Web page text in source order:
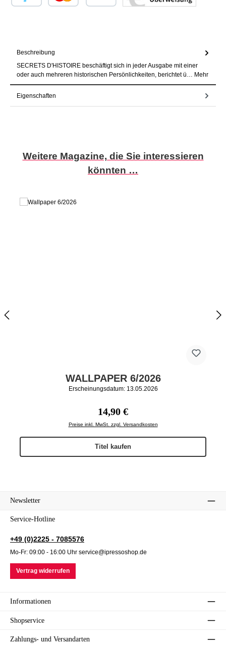
Beschreibung
SECRETS D'HISTOIRE beschäftigt sich in jeder Ausgabe mit einer
oder auch mehreren historischen Persönlichkeiten, berichtet ü… Mehr
Eigenschaften
Produktgalerie überspringen
Weitere Magazine, die Sie interessieren
könnten …
WALLPAPER 6/2026
Erscheinungsdatum: 13.05.2026
Regulärer Preis:
14,90 €
Preise inkl. MwSt. zzgl. Versandkosten
Titel kaufen
Newsletter
Service-Hotline
+49 (0)2225 - 7085576
Mo-Fr: 09:00 - 16:00 Uhr service@ipressoshop.de
Vertrag widerrufen
Informationen
Shopservice
Zahlungs- und Versandarten